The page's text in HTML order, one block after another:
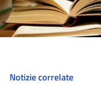
Notizie correlate